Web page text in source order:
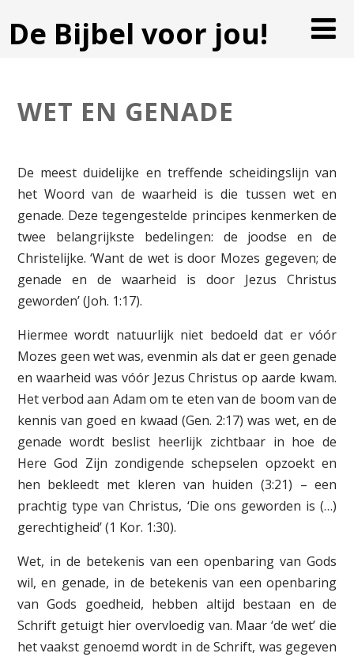
De Bijbel voor jou!
WET EN GENADE
De meest duidelijke en treffende scheidingslijn van
het Woord van de waarheid is die tussen wet en
genade. Deze tegengestelde principes kenmerken de
twee belangrijkste bedelingen: de joodse en de
Christelijke. ‘Want de wet is door Mozes gegeven; de
genade en de waarheid is door Jezus Christus
geworden’ (Joh. 1:17).
Hiermee wordt natuurlijk niet bedoeld dat er vóór
Mozes geen wet was, evenmin als dat er geen genade
en waarheid was vóór Jezus Christus op aarde kwam.
Het verbod aan Adam om te eten van de boom van de
kennis van goed en kwaad (Gen. 2:17) was wet, en de
genade wordt beslist heerlijk zichtbaar in hoe de
Here God Zijn zondigende schepselen opzoekt en
hen bekleedt met kleren van huiden (3:21) – een
prachtig type van Christus, ‘Die ons geworden is (…)
gerechtigheid’ (1 Kor. 1:30).
Wet, in de betekenis van een openbaring van Gods
wil, en genade, in de betekenis van een openbaring
van Gods goedheid, hebben altijd bestaan en de
Schrift getuigt hier overvloedig van. Maar ‘de wet’ die
het vaakst genoemd wordt in de Schrift, was gegeven